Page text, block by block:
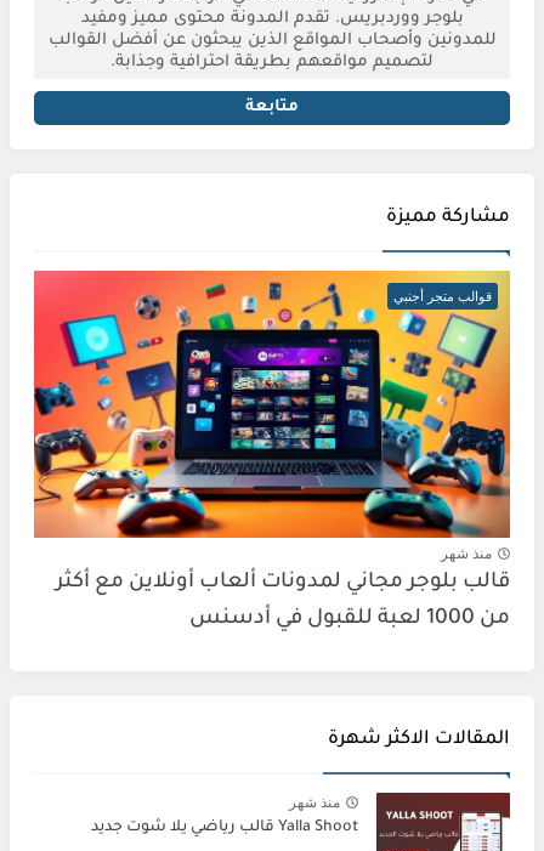
بلوجر ووردبريس. تقدم المدونة محتوى مميز ومفيد
للمدونين وأصحاب المواقع الذين يبحثون عن أفضل القوالب
لتصميم مواقعهم بطريقة احترافية وجذابة.
متابعة
مشاركة مميزة
قوالب متجر أجنبي
منذ شهر
قالب بلوجر مجاني لمدونات ألعاب أونلاين مع أكثر
من 1000 لعبة للقبول في أدسنس
المقالات الاكثر شهرة
منذ شهر
Yalla Shoot قالب رياضي يلا شوت جديد